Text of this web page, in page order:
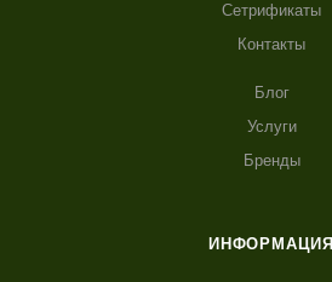
Сетрификаты
Контакты
Блог
Услуги
Бренды
ИНФОРМАЦИЯ